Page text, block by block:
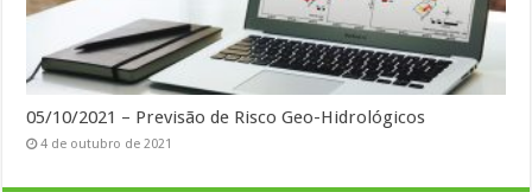
05/10/2021 – Previsão de Risco Geo-Hidrológicos
4 de outubro de 2021